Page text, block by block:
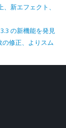
新エフェクト、
の新機能を発見
修正、よりスム